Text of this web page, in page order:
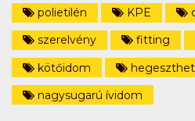
polietilén
KPE
szerelvény
fitting
kötőidom
nagysugarú ívidom